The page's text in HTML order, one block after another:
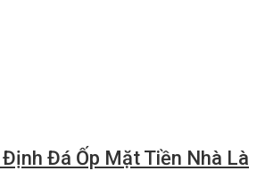
Đá Ốp Mặt Tiền Nhà Là